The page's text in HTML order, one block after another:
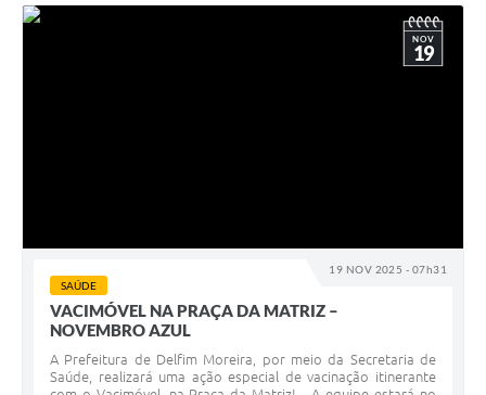
19 NOV 2025 - 07h31
NOV
19
SAÚDE
VACIMÓVEL NA PRAÇA DA MATRIZ –
NOVEMBRO AZUL
A Prefeitura de Delfim Moreira, por meio da Secretaria de
Saúde, realizará uma ação especial de vacinação itinerante